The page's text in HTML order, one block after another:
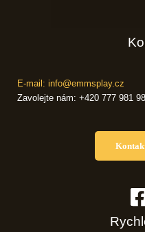
E-mail: info@emmsplay.cz
Zavolejte nám: +420 777 981